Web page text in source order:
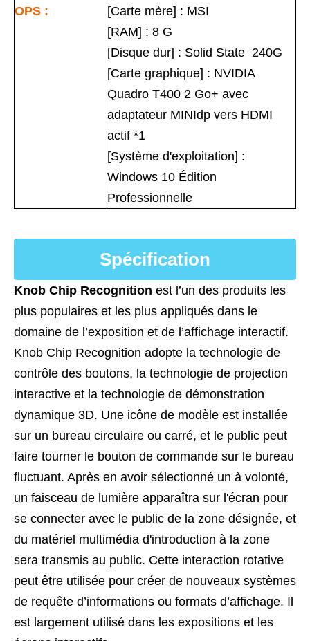
OPS :
[Carte mère] : MSI
[RAM] : 8 G
[Disque dur] : Solid State 240G
[Carte graphique] : NVIDIA
Quadro T400 2 Go+ avec
adaptateur MINIdp vers HDMI
actif *1
[Système d'exploitation] :
Windows 10 Édition
Professionnelle
Spécification
Knob Chip Recognition est l’un des produits les
plus populaires et les plus appliqués dans le
domaine de l’exposition et de l’affichage interactif.
Knob Chip Recognition adopte la technologie de
contrôle des boutons, la technologie de projection
interactive et la technologie de démonstration
dynamique 3D. Une icône de modèle est installée
sur un bureau circulaire ou carré, et le public peut
faire tourner le bouton de commande sur le bureau
fluctuant. Après en avoir sélectionné un à volonté,
un faisceau de lumière apparaîtra sur l'écran pour
se connecter avec le public de la zone désignée, et
du matériel multimédia d'introduction à la zone
sera transmis au public. Cette interaction rotative
peut être utilisée pour créer de nouveaux systèmes
de requête d’informations ou formats d’affichage. Il
est largement utilisé dans les expositions et les